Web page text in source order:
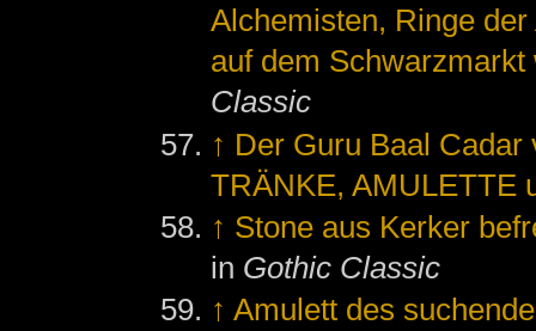
Alchemisten, Ringe
auf dem Schwarzmarkt
Classic
↑ Der Guru Baal
TRÄNKE, AMULETTE
↑ Stone aus Kerker
in Gothic Classic
↑ Amulett des